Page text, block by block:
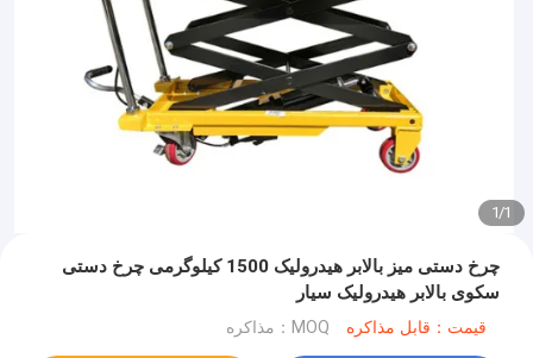
1
/
1
چرخ دستی میز بالابر هیدرولیک 1500 کیلوگرمی چرخ دستی
سکوی بالابر هیدرولیک سیار
قیمت：قابل مذاکره MOQ：مذاکره